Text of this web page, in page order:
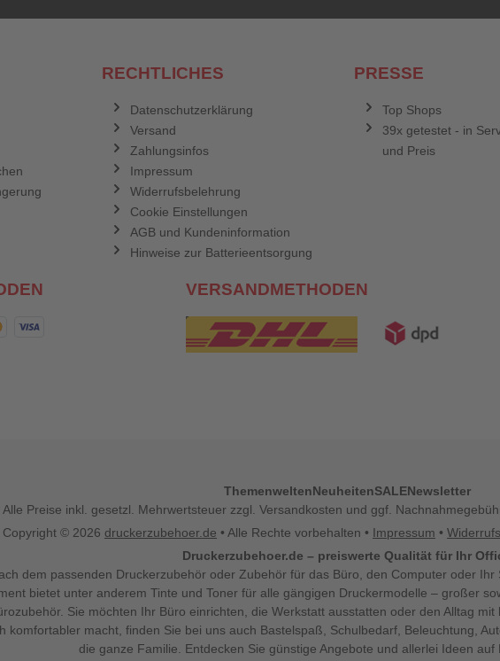
RECHTLICHES
Datenschutzerklärung
Versand
Zahlungsinfos
Impressum
Widerrufsbelehrung
Cookie Einstellungen
AGB und Kundeninformation
Hinweise zur Batterieentsorgung
PRESSE
Top Shops
39x getestet - in
und Preis
VERSANDMETHODEN
ThemenweltenNeuheitenSALENewsletter
Alle Preise inkl. gesetzl. Mehrwertsteuer zzgl. Versandkosten und ggf.
Copyright © 2026 druckerzubehoer.de • Alle Rechte vorbehalten • Impressum •
Druckerzubehoer.de – preiswerte Qualität für Ihr
dem passenden Druckerzubehör oder Zubehör für das Büro, den Computer oder
bietet unter anderem Tinte und Toner für alle gängigen Druckermodelle – großer
Sie möchten Ihr Büro einrichten, die Werkstatt ausstatten oder den Alltag
komfortabler macht, finden Sie bei uns auch Bastelspaß, Schulbedarf, Beleuchtung,
die ganze Familie. Entdecken Sie günstige Angebote und allerlei Ideen auf